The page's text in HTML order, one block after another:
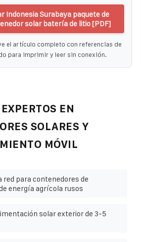
Indonesia Surabaya paquete de
solar batería de litio [PDF]
el artículo completo con referencias de
para imprimir y leer sin conexión.
EN
SOLARES Y
MÓVIL
red para contenedores de
energía agrícola rusos
solar exterior de 3-5